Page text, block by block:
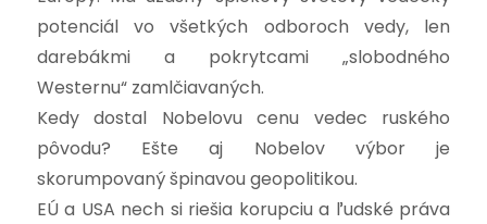
potenciál vo všetkých odboroch vedy, len
darebákmi a pokrytcami „slobodného
Westernu“ zamlčiavaných.
Kedy dostal Nobelovu cenu vedec ruského
pôvodu? Ešte aj Nobelov výbor je
skorumpovaný špinavou geopolitikou.
EÚ a USA nech si riešia korupciu a ľudské práva